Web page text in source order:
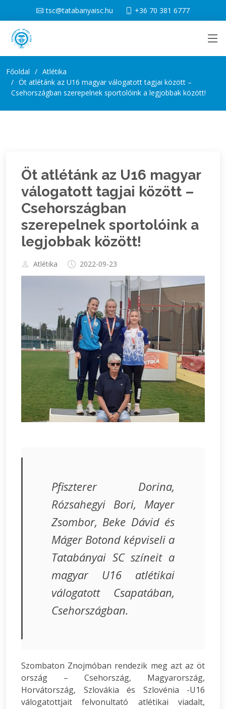
tsc@tatabanyaisc.hu +36 70 381 6777
Főoldal
Atlétika
Öt atlétánk az U16 magyar válogatott tagjai között –
Csehországban szerepelnek sportolóink a legjobbak között!
Öt atlétánk az U16 magyar
válogatott tagjai között –
Csehországban
szerepelnek sportolóink a
legjobbak között!
Atlétika 2022-09-23
Pfiszterer Dorina,
Rózsahegyi Bori, Mayer
Zsombor, Beke Dávid és
Máger Botond képviseli a
Tatabányai SC színeit a
magyar U16 atlétikai
válogatott Csapatában,
Csehországban.
Szombaton Znojmóban rendezik meg azt az öt
ország – Csehország, Magyarország,
Horvátország, Szlovákia és Szlovénia -U16
válogatottjait felvonultató atlétikai viadalt,